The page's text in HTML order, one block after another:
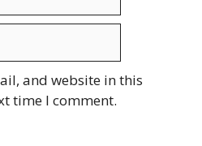
and website in this
time I comment.